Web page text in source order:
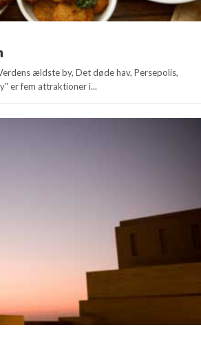
ældste by, Det døde hav, Persepolis,
er fem attraktioner i...